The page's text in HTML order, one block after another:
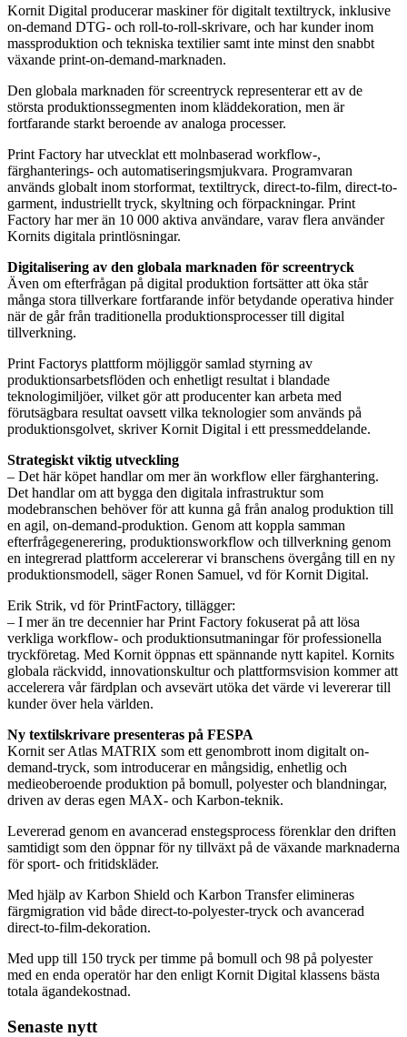
Kornit Digital producerar maskiner för digitalt textiltryck, inklusive
on-demand DTG- och roll-to-roll-skrivare, och har kunder inom
massproduktion och tekniska textilier samt inte minst den snabbt
växande print-on-demand-marknaden.
Den globala marknaden för screentryck representerar ett av de
största produktionssegmenten inom kläddekoration, men är
fortfarande starkt beroende av analoga processer.
Print Factory har utvecklat ett molnbaserad workflow-,
färghanterings- och automatiseringsmjukvara. Programvaran
används globalt inom storformat, textiltryck, direct-to-film, direct-to-
garment, industriellt tryck, skyltning och förpackningar. Print
Factory har mer än 10 000 aktiva användare, varav flera använder
Kornits digitala printlösningar.
Digitalisering av den globala marknaden för screentryck
Även om efterfrågan på digital produktion fortsätter att öka står
många stora tillverkare fortfarande inför betydande operativa hinder
när de går från traditionella produktionsprocesser till digital
tillverkning.
Print Factorys plattform möjliggör samlad styrning av
produktionsarbetsflöden och enhetligt resultat i blandade
teknologimiljöer, vilket gör att producenter kan arbeta med
förutsägbara resultat oavsett vilka teknologier som används på
produktionsgolvet, skriver Kornit Digital i ett pressmeddelande.
Strategiskt viktig utveckling
– Det här köpet handlar om mer än workflow eller färghantering.
Det handlar om att bygga den digitala infrastruktur som
modebranschen behöver för att kunna gå från analog produktion till
en agil, on-demand-produktion. Genom att koppla samman
efterfrågegenerering, produktionsworkflow och tillverkning genom
en integrerad plattform accelererar vi branschens övergång till en ny
produktionsmodell, säger Ronen Samuel, vd för Kornit Digital.
Erik Strik, vd för PrintFactory, tillägger:
– I mer än tre decennier har Print Factory fokuserat på att lösa
verkliga workflow- och produktionsutmaningar för professionella
tryckföretag. Med Kornit öppnas ett spännande nytt kapitel. Kornits
globala räckvidd, innovationskultur och plattformsvision kommer att
accelerera vår färdplan och avsevärt utöka det värde vi levererar till
kunder över hela världen.
Ny textilskrivare presenteras på FESPA
Kornit ser Atlas MATRIX som ett genombrott inom digitalt on-
demand-tryck, som introducerar en mångsidig, enhetlig och
medieoberoende produktion på bomull, polyester och blandningar,
driven av deras egen MAX- och Karbon-teknik.
Levererad genom en avancerad enstegsprocess förenklar den driften
samtidigt som den öppnar för ny tillväxt på de växande marknaderna
för sport- och fritidskläder.
Med hjälp av Karbon Shield och Karbon Transfer elimineras
färgmigration vid både direct-to-polyester-tryck och avancerad
direct-to-film-dekoration.
Med upp till 150 tryck per timme på bomull och 98 på polyester
med en enda operatör har den enligt Kornit Digital klassens bästa
totala ägandekostnad.
Senaste nytt